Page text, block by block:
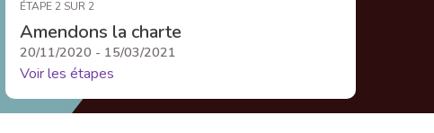
ÉTAPE 2 SUR 2
Amendons la charte
20/11/2020 - 15/03/2021
Voir les étapes